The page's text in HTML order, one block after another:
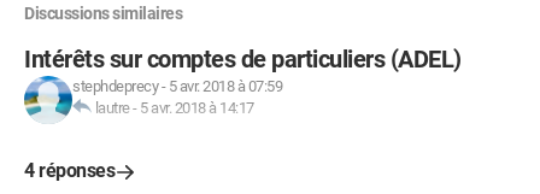
Discussions similaires
Intérêts sur comptes de particuliers (ADEL)
stephdeprecy- 5 avr. 2018 à 07:59
lautre- 5 avr. 2018 à 14:17
4 réponses